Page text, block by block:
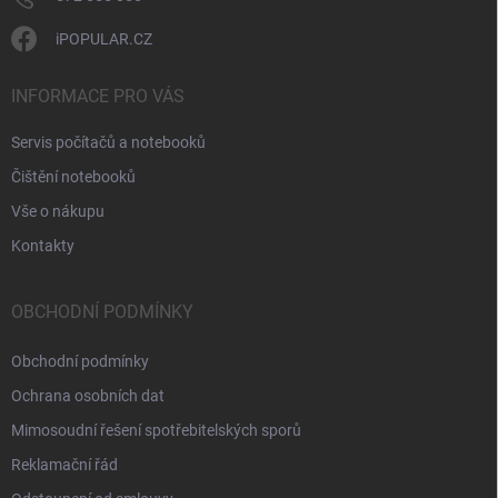
iPOPULAR.CZ
INFORMACE PRO VÁS
Servis počítačů a notebooků
Čištění notebooků
Vše o nákupu
Kontakty
OBCHODNÍ PODMÍNKY
Obchodní podmínky
Ochrana osobních dat
Mimosoudní řešení spotřebitelských sporů
Reklamační řád